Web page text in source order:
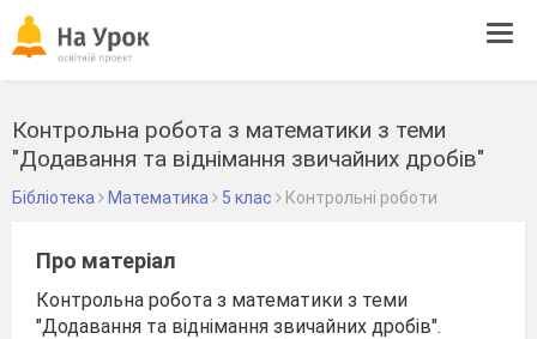
Контрольна робота з математики з теми
"Додавання та віднімання звичайних дробів"
Бібліотека Математика 5 клас Контрольні роботи
Про матеріал
Контрольна робота з математики з теми
"Додавання та віднімання звичайних дробів".